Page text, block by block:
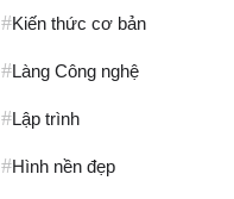
#Kiến thức cơ bản
#Làng Công nghệ
#Lập trình
#Hình nền đẹp